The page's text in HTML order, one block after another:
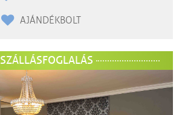
AJÁNDÉKBOLT
SZÁLLÁSFOGLALÁS